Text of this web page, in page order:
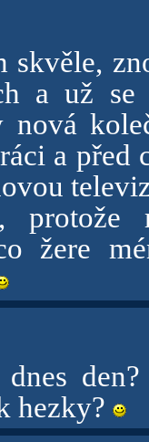
skvěle,
a už se
nová
a před
žere
dnes
hezky?